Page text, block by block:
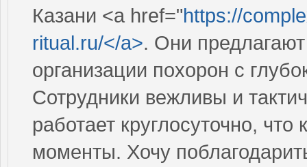
Казани <a href="https://
ritual.ru/</a>. Они
организации похорон с
Сотрудники вежливы и
работает круглосуточно,
моменты. Хочу